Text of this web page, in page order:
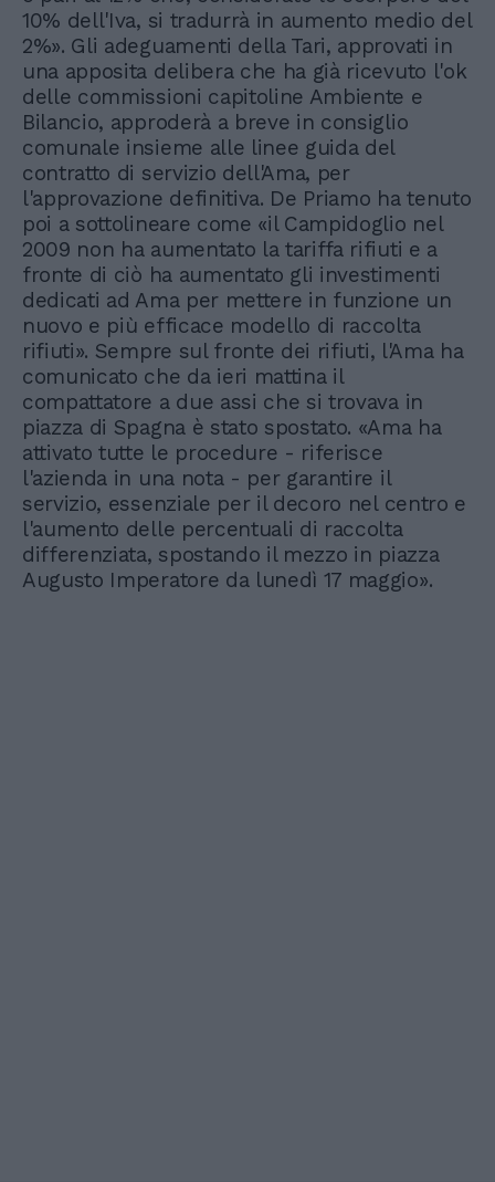
10% dell'Iva, si tradurrà in aumento medio del
2%». Gli adeguamenti della Tari, approvati in
una apposita delibera che ha già ricevuto l'ok
delle commissioni capitoline Ambiente e
Bilancio, approderà a breve in consiglio
comunale insieme alle linee guida del
contratto di servizio dell'Ama, per
l'approvazione definitiva. De Priamo ha tenuto
poi a sottolineare come «il Campidoglio nel
2009 non ha aumentato la tariffa rifiuti e a
fronte di ciò ha aumentato gli investimenti
dedicati ad Ama per mettere in funzione un
nuovo e più efficace modello di raccolta
rifiuti». Sempre sul fronte dei rifiuti, l'Ama ha
comunicato che da ieri mattina il
compattatore a due assi che si trovava in
piazza di Spagna è stato spostato. «Ama ha
attivato tutte le procedure - riferisce
l'azienda in una nota - per garantire il
servizio, essenziale per il decoro nel centro e
l'aumento delle percentuali di raccolta
differenziata, spostando il mezzo in piazza
Augusto Imperatore da lunedì 17 maggio».